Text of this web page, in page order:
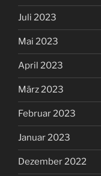
Juli 2023
Mai 2023
April 2023
März 2023
Februar 2023
Januar 2023
Dezember 2022